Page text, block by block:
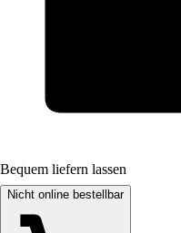
Bequem liefern lassen
Nicht online bestellbar